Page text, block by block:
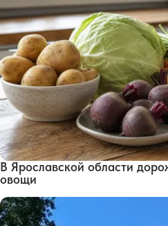
В Ярославской области
овощи